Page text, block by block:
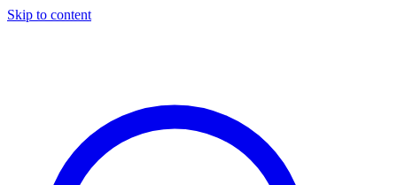
Skip to content